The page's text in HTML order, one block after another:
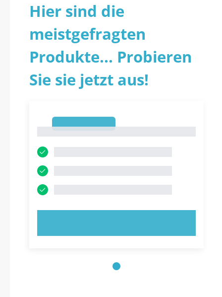
Hier sind die
meistgefragten
Produkte... Probieren
Sie sie jetzt aus!